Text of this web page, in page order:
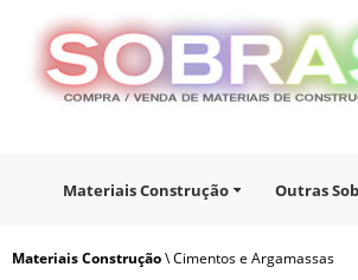
Materiais Construção Outras
Materiais Construção\ Cimentos e Argamassas